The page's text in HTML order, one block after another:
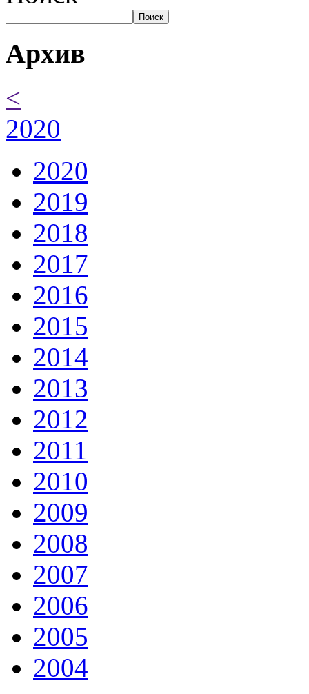
Поиск
Архив
<
2020
2020
2019
2018
2017
2016
2015
2014
2013
2012
2011
2010
2009
2008
2007
2006
2005
2004